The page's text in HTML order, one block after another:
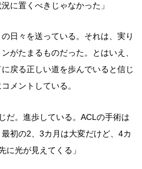
に置くべきじゃなかった」
日々を送っている。それは、実り
がたまるものだった。とはいえ、
戻る正しい道を歩んでいると信じ
メントしている。
だ。進歩している。ACLの手術は
初の2、3カ月は大変だけど、4カ
に光が見えてくる」